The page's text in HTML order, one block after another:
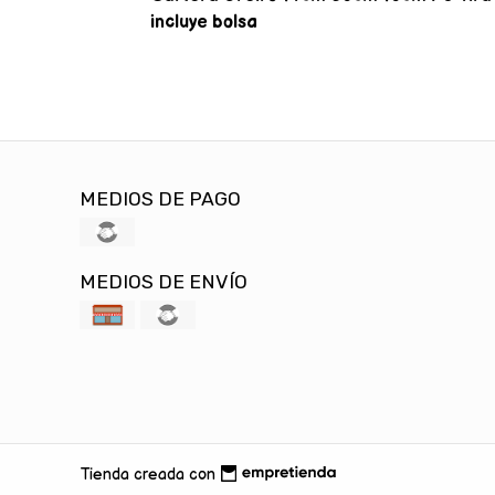
incluye bolsa
MEDIOS DE PAGO
MEDIOS DE ENVÍO
Tienda creada con